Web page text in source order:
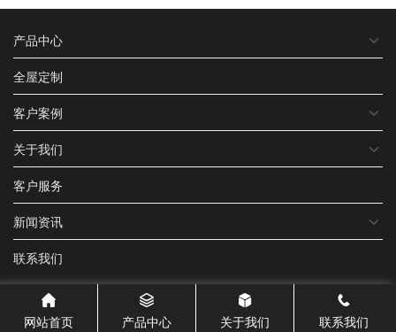
产品中心
全屋定制
客户案例
关于我们
客户服务
新闻资讯
联系我们
网站首页 产品中心 关于我们 联系我们